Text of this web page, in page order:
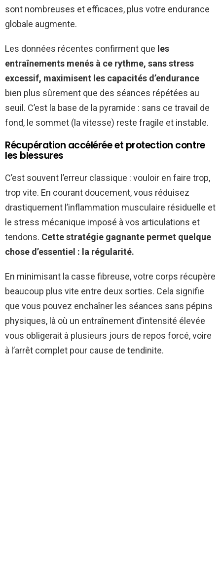
sont nombreuses et efficaces, plus votre endurance
globale augmente.
Les données récentes confirment que les
entraînements menés à ce rythme, sans stress
excessif, maximisent les capacités d’endurance
bien plus sûrement que des séances répétées au
seuil. C’est la base de la pyramide : sans ce travail de
fond, le sommet (la vitesse) reste fragile et instable.
Récupération accélérée et protection contre
les blessures
C’est souvent l’erreur classique : vouloir en faire trop,
trop vite. En courant doucement, vous réduisez
drastiquement l’inflammation musculaire résiduelle et
le stress mécanique imposé à vos articulations et
tendons. Cette stratégie gagnante permet quelque
chose d’essentiel : la régularité.
En minimisant la casse fibreuse, votre corps récupère
beaucoup plus vite entre deux sorties. Cela signifie
que vous pouvez enchaîner les séances sans pépins
physiques, là où un entraînement d’intensité élevée
vous obligerait à plusieurs jours de repos forcé, voire
à l’arrêt complet pour cause de tendinite.